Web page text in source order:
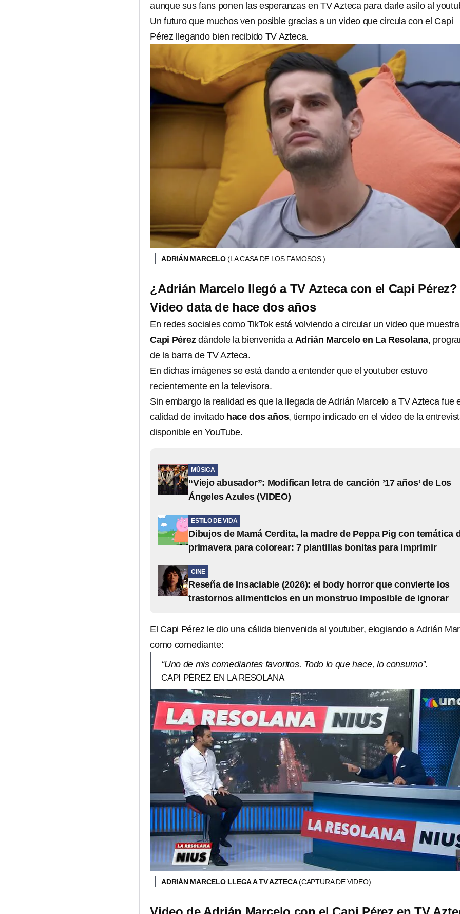
aunque sus fans ponen las esperanzas en TV Azteca para darle asilo al
Un futuro que muchos ven posible gracias a un video que circula con el Capi
Pérez llegando bien recibido TV Azteca.
ADRIÁN MARCELO(LA CASA DE LOS FAMOSOS )
¿Adrián Marcelo llegó a TV Azteca con el Capi Pérez?
Video data de hace dos años
En redes sociales como TikTok está volviendo a circular un video que
Capi Pérezdándole la bienvenida a Adrián Marcelo en La Resolana,
de la barra de TV Azteca.
En dichas imágenes se está dando a entender que el youtuber estuvo
recientemente en la televisora.
Sin embargo la realidad es que la llegada de Adrián Marcelo a TV Azteca fue
calidad de invitado hace dos años, tiempo indicado en el video de la
disponible en YouTube.
MÚSICA
“Viejo abusador”: Modifican letra de canción ’17 años’ de Los
Ángeles Azules (VIDEO)
ESTILO DE VIDA
Dibujos de Mamá Cerdita, la madre de Peppa Pig con temática
primavera para colorear: 7 plantillas bonitas para imprimir
CINE
Reseña de Insaciable (2026): el body horror que convierte los
trastornos alimenticios en un monstruo imposible de ignorar
El Capi Pérez le dio una cálida bienvenida al youtuber, elogiando a Adrián
como comediante:
“Uno de mis comediantes favoritos. Todo lo que hace, lo consumo”.
CAPI PÉREZ EN LA RESOLANA
ADRIÁN MARCELO LLEGA A TV AZTECA(CAPTURA DE VIDEO)